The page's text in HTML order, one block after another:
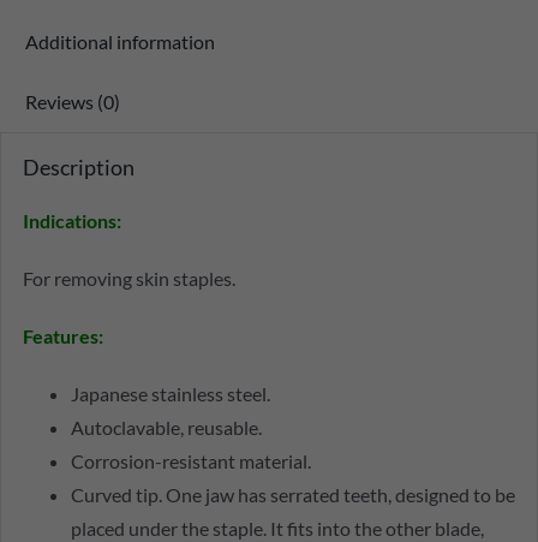
Additional information
Reviews (0)
Description
Indications:
For removing skin staples.
Features:
Japanese stainless steel.
Autoclavable, reusable.
Corrosion-resistant material.
Curved tip. One jaw has serrated teeth, designed to be
placed under the staple. It fits into the other blade,